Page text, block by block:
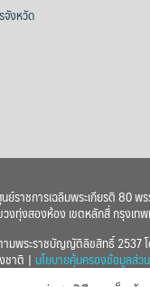
จังหวัด
ย์ราชการเฉลิมพระเกียรติ 80
งทุ่งสองห้อง เขตหลักสี่ กรุงเท
พระราชบัญญัติลิขสิทธิ์ 2537 โ
ชาติ | นโยบายคุ้มครองข้อมูลส่ว